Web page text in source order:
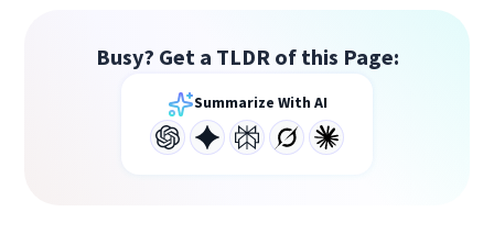
Busy? Get a TLDR of this Page:
Summarize With AI